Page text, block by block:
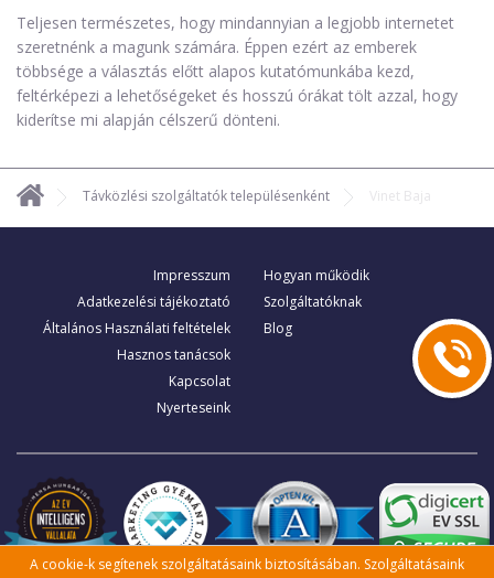
Teljesen természetes, hogy mindannyian a legjobb internetet
szeretnénk a magunk számára. Éppen ezért az emberek
többsége a választás előtt alapos kutatómunkába kezd,
feltérképezi a lehetőségeket és hosszú órákat tölt azzal, hogy
kiderítse mi alapján célszerű dönteni.
Távközlési szolgáltatók településenként Vinet Baja
Impresszum
Adatkezelési tájékoztató
Általános Használati feltételek
Hasznos tanácsok
Kapcsolat
Nyerteseink
Hogyan működik
Szolgáltatóknak
Blog
A cookie-k segítenek szolgáltatásaink biztosításában. Szolgáltatásaink